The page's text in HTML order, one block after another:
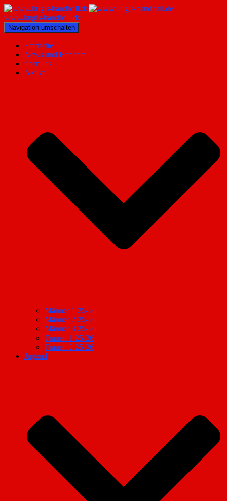
www.kugis-handball.de
Navigation umschalten
Startseite
News und Berichte
über uns
Aktive
Männer 1 25-26
Männer 2 25-26
Männer 3 25-26
Frauen 1 25-26
Frauen 2 25-26
Jugend